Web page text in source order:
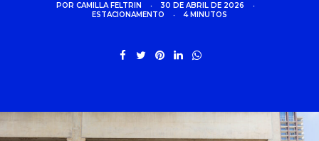
POR CAMILLA FELTRIN • 30 DE ABRIL DE 2026
•
ESTACIONAMENTO
• 4 MINUTOS